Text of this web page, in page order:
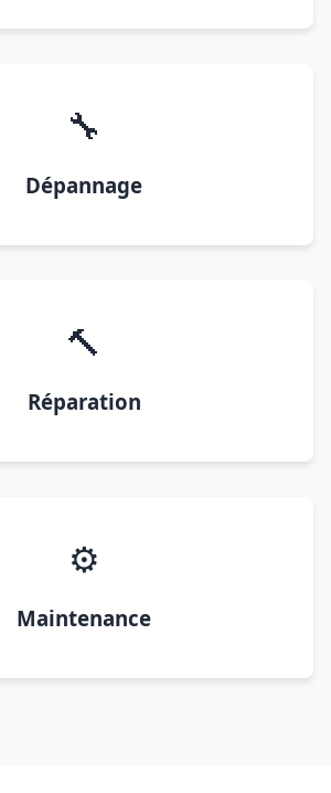
🔧
Dépannage
🔨
Réparation
⚙️
Maintenance